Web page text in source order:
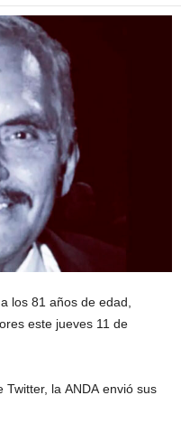
los 81 años de edad,
este jueves 11 de
la ANDA envió sus